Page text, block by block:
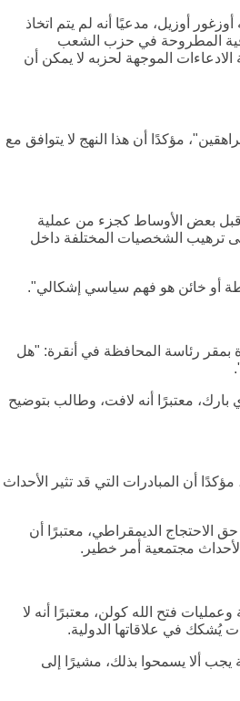
أوزيل، مدعيًا أنه لم يتم اتخاذ
المطروحة في حزب الشعب
الموجهة لحزبه لا يمكن أن
مؤكدًا أن هذا النهج لا يتوافق مع
قبل بعض الأوساط كجزء من عملية
ترهيب الشخصيات المختلفة داخل
أو خائن هو فهم سياسي إشكالي".
بمقر رئاسة المحافظة في أنقرة: "هل
معتبرًا أنه لافت، وطالب بتوضيح
أن المبادرات التي قد تثير الأحداث
الاحتجاج الديمقراطي، معتبرًا أن
مجتمعية أمر خطير.
فتح الله كولن، معتبرًا أنه لا
في علاقاتها الدولية.
ألا يسمحوا بذلك، مشيرًا إلى